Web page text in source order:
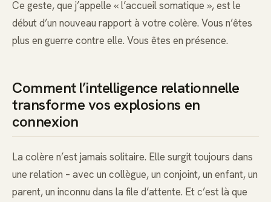
Ce geste, que j’appelle « l’accueil somatique », est le
début d’un nouveau rapport à votre colère. Vous n’êtes
plus en guerre contre elle. Vous êtes en présence.
Comment l’intelligence relationnelle
transforme vos explosions en
connexion
La colère n’est jamais solitaire. Elle surgit toujours dans
une relation – avec un collègue, un conjoint, un enfant, un
parent, un inconnu dans la file d’attente. Et c’est là que